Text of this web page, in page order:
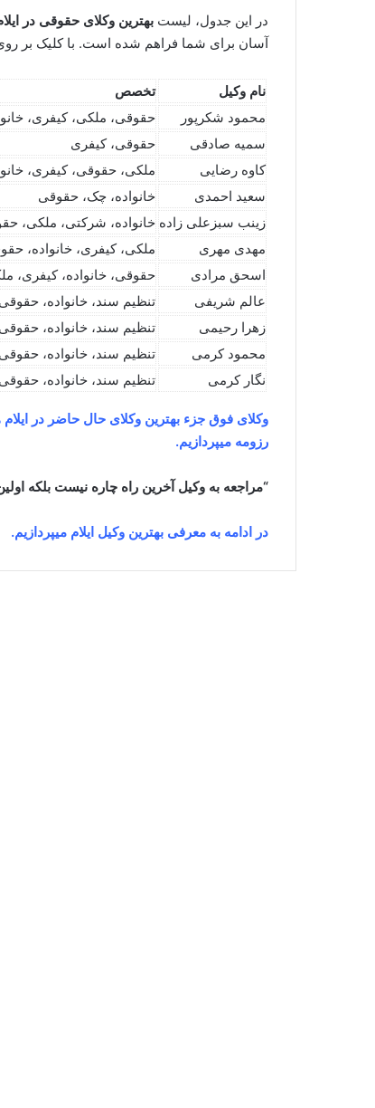
در این جدول، لیست بهترین وکلای حقوقی در
آسان برای شما فراهم شده است. با کلیک بر روی
نام وکیل تخصص
محمود شکرپور
حقوقی، ملکی، کیفری،
سمیه صادقی
حقوقی، کیفری
کاوه رضایی
ملکی، حقوقی، کیفری،
سعید احمدی
خانواده، چک، حقوقی
زینب سبزعلی زاده خانواده، شرکتی، ملکی،
مهدی مهری
ملکی، کیفری، خانواده،
اسحق مرادی
حقوقی، خانواده، کیفری،
عالم شریفی
تنظیم سند، خانواده، حقوقی
زهرا رحیمی
تنظیم سند، خانواده، حقوقی
محمود کرمی
تنظیم سند، خانواده، حقوقی
نگار کرمی
تنظیم سند، خانواده، حقوقی
وکلای فوق جزء بهترین وکلای حال حاضر در
رزومه میپردازیم.
“مراجعه به وکیل آخرین راه چاره نیست بلکه
در ادامه به معرفی بهترین وکیل ایلام میپردازیم.